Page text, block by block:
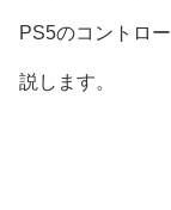
PS5のコントロ
説します。